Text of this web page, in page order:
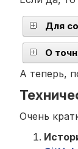
Для
О
А теперь,
Очень